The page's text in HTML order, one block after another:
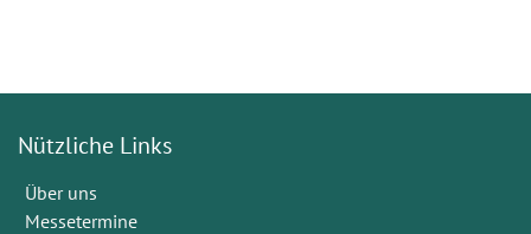
Nützliche Links
Über uns
Messetermine